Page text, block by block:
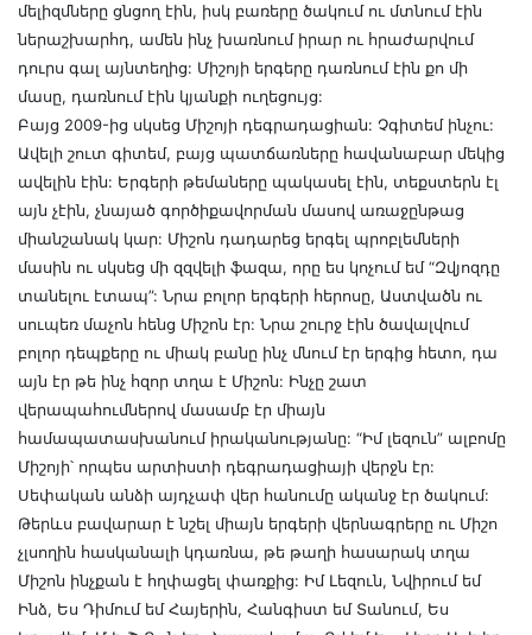
մելիզմները ցնցող էին, իսկ բառերը ծակում ու մտնում էին
ներաշխարհդ, ամեն ինչ խառնում իրար ու հրաժարվում
դուրս գալ այնտեղից: Միշոյի երգերը դառնում էին քո մի
մասը, դառնում էին կյանքի ուղեցույց:
Բայց 2009-ից սկսեց Միշոյի դեգրադացիան: Չգիտեմ ինչու:
Ավելի շուտ գիտեմ, բայց պատճառները հավանաբար մեկից
ավելին էին: Երգերի թեմաները պակասել էին, տեքստերն էլ
այն չէին, չնայած գործիքավորման մասով առաջընթաց
միանշանակ կար: Միշոն դադարեց երգել պրոբլեմների
մասին ու սկսեց մի զզվելի ֆազա, որը ես կոչում եմ “Զվյոզդը
տանելու էտապ”: Նրա բոլոր երգերի հերոսը, Աստվածն ու
սուպեռ մաչոն հենց Միշոն էր: Նրա շուրջ էին ծավալվում
բոլոր դեպքերը ու միակ բանը ինչ մնում էր երգից հետո, դա
այն էր թե ինչ հզոր տղա է Միշոն: Ինչը շատ
վերապահումներով մասամբ էր միայն
համապատասխանում իրականությանը: “Իմ լեզուն” ալբոմը
Միշոյի՝ որպես արտիստի դեգրադացիայի վերջն էր:
Սեփական անձի այդչափ վեր հանումը ականջ էր ծակում:
Թերևս բավարար է նշել միայն երգերի վերնագրերը ու Միշո
չլսողին հասկանալի կդառնա, թե թաղի հասարակ տղա
Միշոն ինչքան է հղփացել փառքից: Իմ Լեզուն, Նվիրում եմ
Ինձ, Ես Դիմում եմ Հայերին, Հանգիստ եմ Տանում, Ես